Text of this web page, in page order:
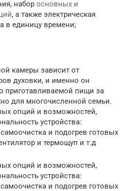
набор основных и
, а также электрическая
в единицу времени;
камеры зависит от
духовки, и именно он
приготавливаемой пищи за
для многочисленной семьи.
опций и возможностей,
устройства:
и подогрев готовых
и термощуп и т.д
опций и возможностей,
устройства:
и подогрев готовых